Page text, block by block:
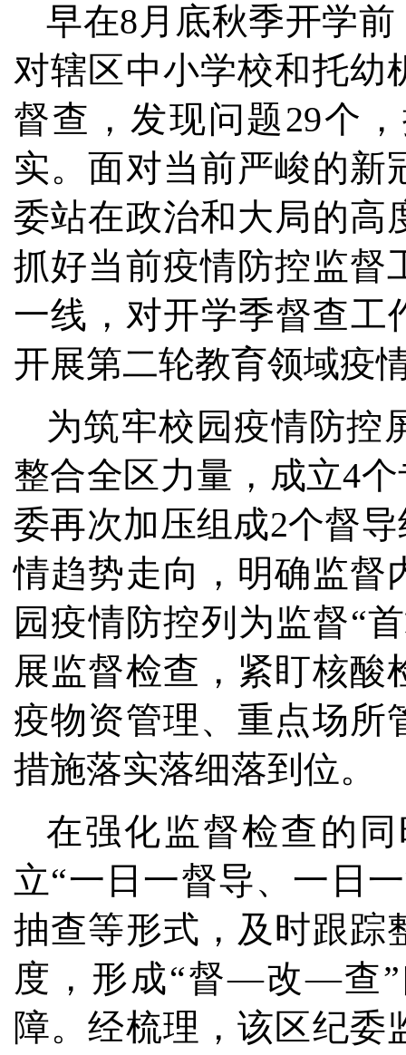
早在8月底秋季开学
对辖区中小学校和托幼
督查，发现问题29个
实。面对当前严峻的新
委站在政治和大局的高
抓好当前疫情防控监督
一线，对开学季督查工
开展第二轮教育领域疫
为筑牢校园疫情防控
整合全区力量，成立4
委再次加压组成2个督
情趋势走向，明确监督
园疫情防控列为监督“
展监督检查，紧盯核酸
疫物资管理、重点场所
措施落实落细落到位。
在强化监督检查的
立“一日一督导、一日
抽查等形式，及时跟踪
度，形成“督—改—查”
障。经梳理，该区纪委